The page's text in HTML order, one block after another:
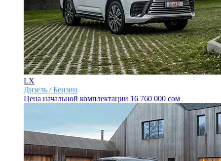
LX
Дизель / Бензин
Цена начальной комплектации 16 760 000 сом